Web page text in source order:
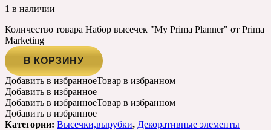
1 в наличии
Количество товара Набор высечек "My Prima Planner" от Prima
Marketing
В КОРЗИНУ
Добавить в избранноеТовар в избранном
Добавить в избранное
Добавить в избранноеТовар в избранном
Добавить в избранное
Категории: Высечки,вырубки, Декоративные элементы